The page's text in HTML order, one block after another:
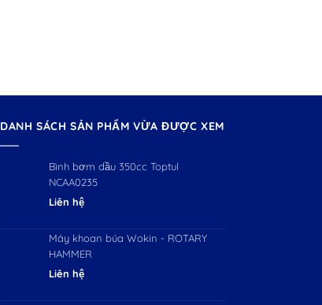
DANH SÁCH SẢN PHẨM VỪA ĐƯỢC XEM
Bình bơm dầu 350cc Toptul
NCAA0235
Liên hệ
Máy khoan búa Wokin - ROTARY
HAMMER
Liên hệ